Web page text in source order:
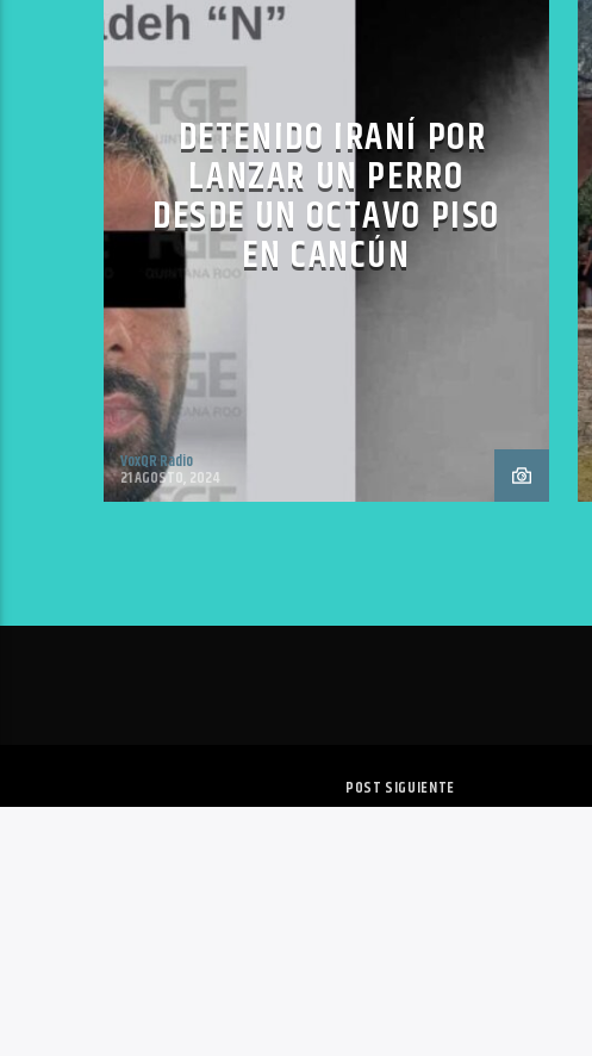
DETENIDO IRANÍ POR
LANZAR UN PERRO
DESDE UN OCTAVO PISO
EN CANCÚN
VoxQR Radio
21 AGOSTO, 2024
POST SIGUIENTE